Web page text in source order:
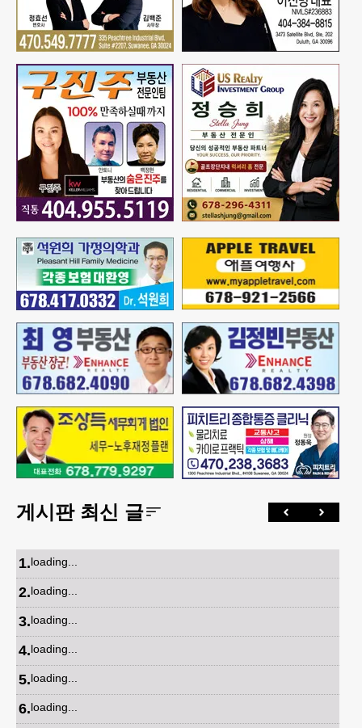
게시판 최신 글
1.loading...
2.loading...
3.loading...
4.loading...
5.loading...
6.loading...